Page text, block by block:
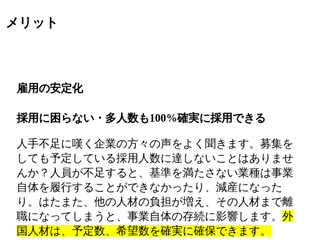
メリット
雇用の安定化
採用に困らない・多人数も100%確実に採用できる
人手不足に嘆く企業の方々の声をよく聞きます。募集を
しても予定している採用人数に達しないことはありませ
んか？人員が不足すると、基準を満たさない業種は事業
自体を履行することができなかったり、減産になった
り。はたまた、他の人材の負担が増え、その人材まで離
職になってしまうと、事業自体の存続に影響します。 外
国人材は、予定数、希望数を確実に確保できます。